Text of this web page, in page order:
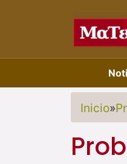
Inicio»